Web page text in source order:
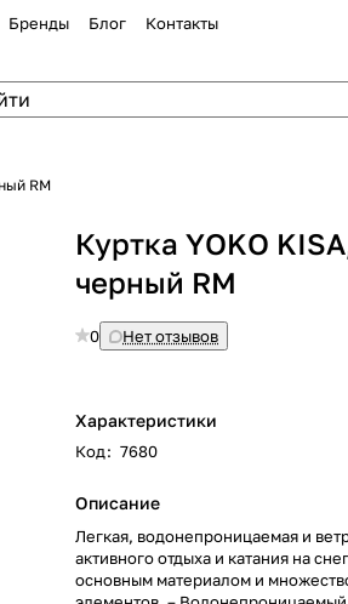
Бренды Блог Контакты
RM
Куртка YOKO
черный RM
0 Нет отзывов
Характеристики
Код: 7680
Описание
Легкая, водонепроницаемая и
активного отдыха и катания на
основным материалом и